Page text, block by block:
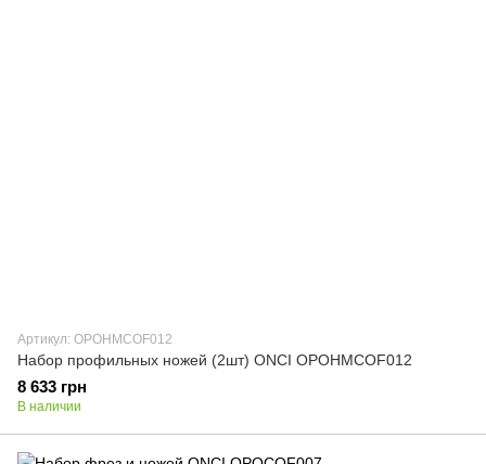
Артикул: OPOHMCOF012
Набор профильных ножей (2шт) ONCI OPOHMCOF012
8 633 грн
В наличии